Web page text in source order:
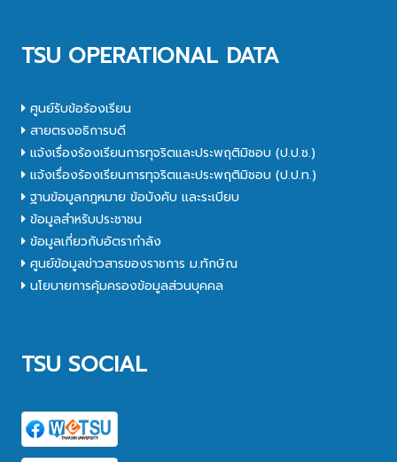
TSU OPERATIONAL DATA
ศูนย์รับข้อร้องเรียน
สายตรงอธิการบดี
แจ้งเรื่องร้องเรียนการทุจริตและประพฤติมิชอบ (ป.ป.ช.)
แจ้งเรื่องร้องเรียนการทุจริตและประพฤติมิชอบ (ป.ป.ท.)
ฐานข้อมูลกฎหมาย ข้อบังคับ และระเบียบ
ข้อมูลสำหรับประชาชน
ข้อมูลเกี่ยวกับอัตรากำลัง
ศูนย์ข้อมูลข่าวสารของราชการ ม.ทักษิณ
นโยบายการคุ้มครองข้อมูลส่วนบุคคล
TSU SOCIAL